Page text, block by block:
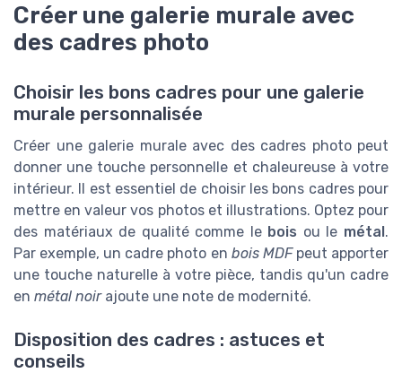
Créer une galerie murale avec
des cadres photo
Choisir les bons cadres pour une galerie
murale personnalisée
Créer une galerie murale avec des cadres photo peut
donner une touche personnelle et chaleureuse à votre
intérieur. Il est essentiel de choisir les bons cadres pour
mettre en valeur vos photos et illustrations. Optez pour
des matériaux de qualité comme le bois ou le métal.
Par exemple, un cadre photo en bois MDFpeut apporter
une touche naturelle à votre pièce, tandis qu'un cadre
en métal noirajoute une note de modernité.
Disposition des cadres : astuces et
conseils